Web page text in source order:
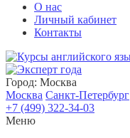
О нас
Личный кабинет
Контакты
Город: Москва
Москва Санкт-Петербург
+7 (499) 322-34-03
Меню